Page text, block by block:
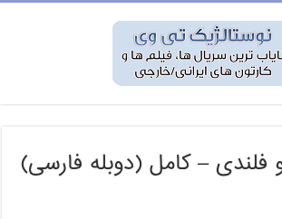
فلندی – کامل (دوبله فارسی)